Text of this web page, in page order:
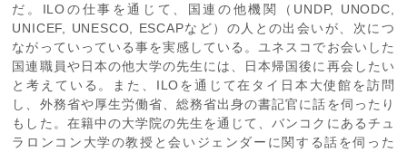
だ。ILOの仕事を通じて、国連の他機関（UNDP, UNODC,
UNICEF, UNESCO, ESCAPなど）の人との出会いが、次につ
ながっていっている事を実感している。ユネスコでお会いした
国連職員や日本の他大学の先生には、日本帰国後に再会したい
と考えている。また、ILOを通じて在タイ日本大使館を訪問
し、外務省や厚生労働省、総務省出身の書記官に話を伺ったり
もした。在籍中の大学院の先生を通じて、バンコクにあるチュ
ラロンコン大学の教授と会いジェンダーに関する話を伺った